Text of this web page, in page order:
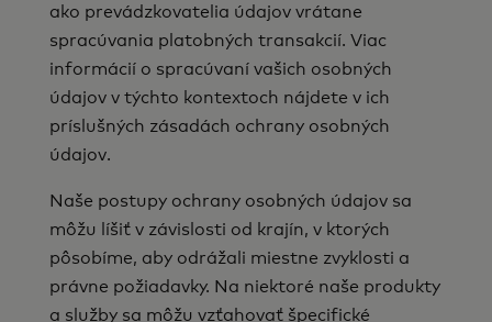
ako prevádzkovatelia údajov vrátane
spracúvania platobných transakcií. Viac
informácií o spracúvaní vašich osobných
údajov v týchto kontextoch nájdete v ich
príslušných zásadách ochrany osobných
údajov.
Naše postupy ochrany osobných údajov sa
môžu líšiť v závislosti od krajín, v ktorých
pôsobíme, aby odrážali miestne zvyklosti a
právne požiadavky. Na niektoré naše produkty
a služby sa môžu vzťahovať špecifické